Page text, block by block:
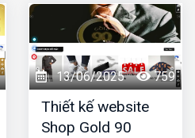
13/06/2025 759
Thiết kế website
Shop Gold 90